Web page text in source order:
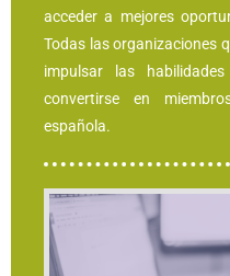
acceder a mejores
Todas las organizaciones
impulsar las
convertirse en
española.